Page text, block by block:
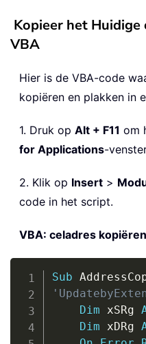
Kopieer het
VBA
Hier is de VBA-code
kopiëren en plakken in
1. Druk op Alt + F11 om
for Applications-
2. Klik op Insert >
code in het script.
VBA: celadres
Sub
Dim xSRg
Dim xDRg